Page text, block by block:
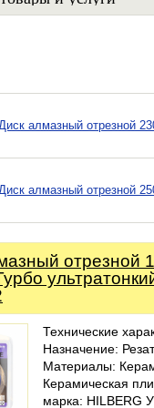
алмазный отрезной
алмазный отрезной
отрезной
Технические
Назначение:
Материалы:
Керамическая
марка: HILBERG